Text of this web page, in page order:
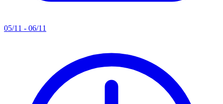
05/11 - 06/11